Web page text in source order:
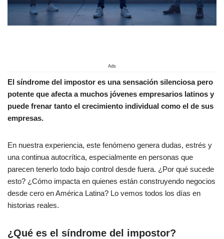
Ads
El síndrome del impostor es una sensación silenciosa pero
potente que afecta a muchos jóvenes empresarios latinos y
puede frenar tanto el crecimiento individual como el de sus
empresas.
En nuestra experiencia, este fenómeno genera dudas, estrés y
una continua autocrítica, especialmente en personas que
parecen tenerlo todo bajo control desde fuera. ¿Por qué sucede
esto? ¿Cómo impacta en quienes están construyendo negocios
desde cero en América Latina? Lo vemos todos los días en
historias reales.
¿Qué es el síndrome del impostor?